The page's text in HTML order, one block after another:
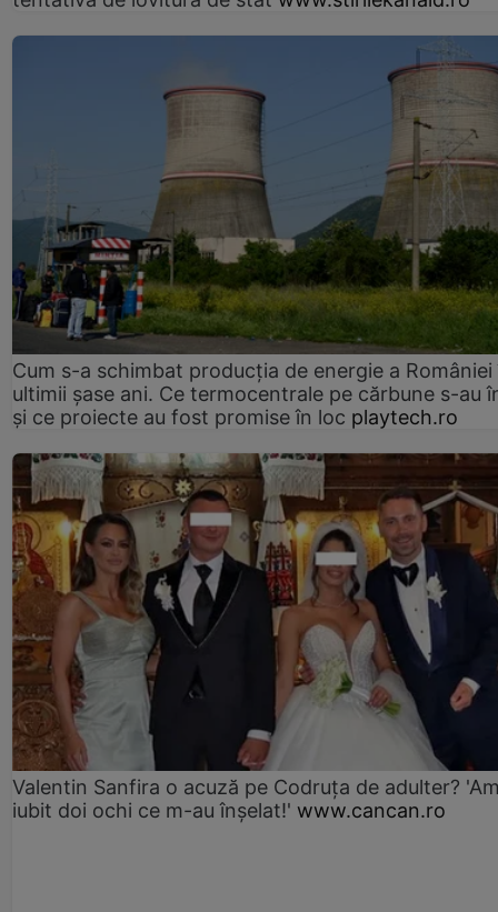
Cum s-a schimbat producția de energie a României
ultimii șase ani. Ce termocentrale pe cărbune s-au
și ce proiecte au fost promise în loc playtech.ro
Valentin Sanfira o acuză pe Codruța de adulter?
iubit doi ochi ce m-au înșelat!' www.cancan.ro